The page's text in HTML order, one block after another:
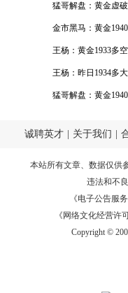
猛哥解盘：黄金虚
涨
金市黑马：黄金
王杨：黄金1933多
王杨：昨日1934多
多！
猛哥解盘：黄金
诚聘英才 关于我们
本站所有文章、数据仅供
违法和不
《电子公告服务
《网络文化经营许
Copyright ©